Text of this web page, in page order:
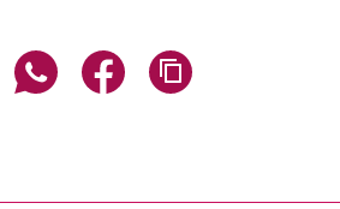
Seite über E-Mail teilen
Seite über WhatsApp teilen
Seite über Facebook